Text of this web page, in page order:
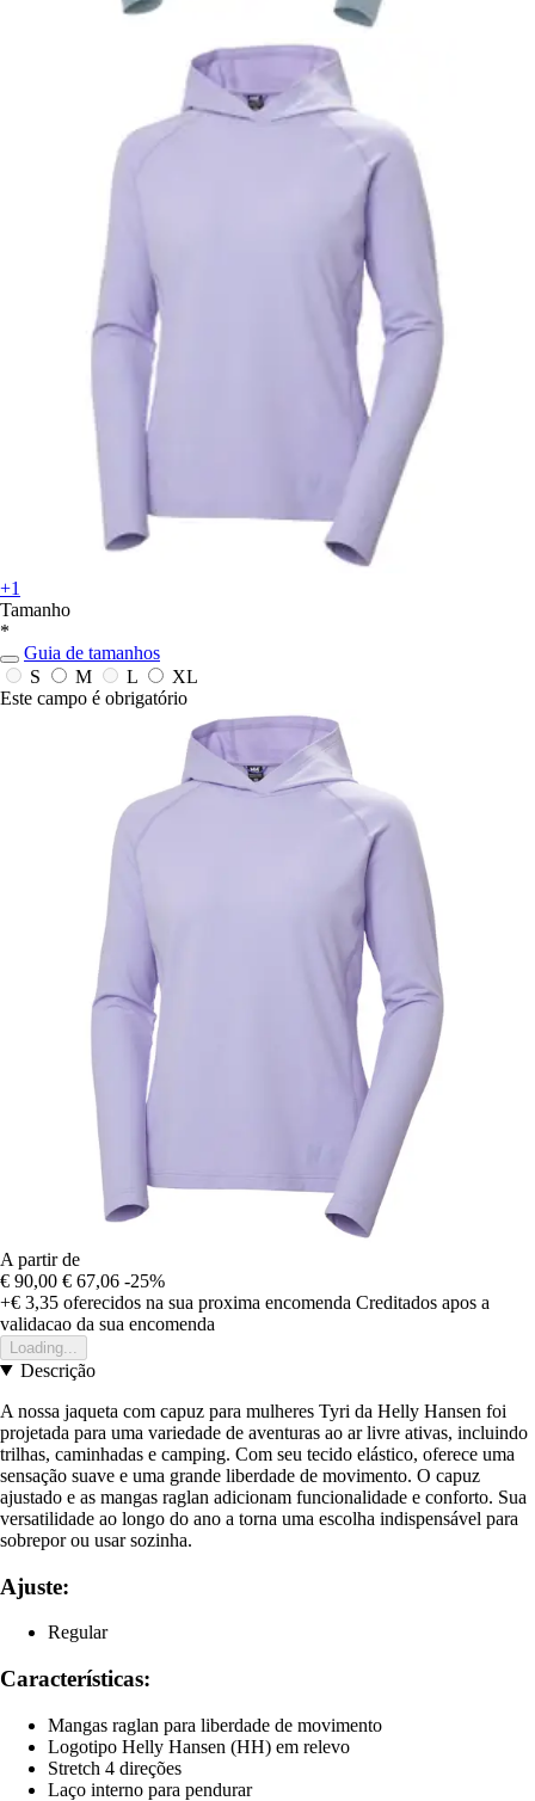
+1
Tamanho
*
Guia de tamanhos
S
M L
XL
Este campo é obrigatório
A partir de
€ 90,00 € 67,06 -25%
+€ 3,35 oferecidos na sua proxima encomenda Creditados apos a
validacao da sua encomenda
Loading...
Descrição
A nossa jaqueta com capuz para mulheres Tyri da Helly Hansen foi
projetada para uma variedade de aventuras ao ar livre ativas, incluindo
trilhas, caminhadas e camping. Com seu tecido elástico, oferece uma
sensação suave e uma grande liberdade de movimento. O capuz
ajustado e as mangas raglan adicionam funcionalidade e conforto. Sua
versatilidade ao longo do ano a torna uma escolha indispensável para
sobrepor ou usar sozinha.
Ajuste:
Regular
Características:
Mangas raglan para liberdade de movimento
Logotipo Helly Hansen (HH) em relevo
Stretch 4 direções
Laço interno para pendurar